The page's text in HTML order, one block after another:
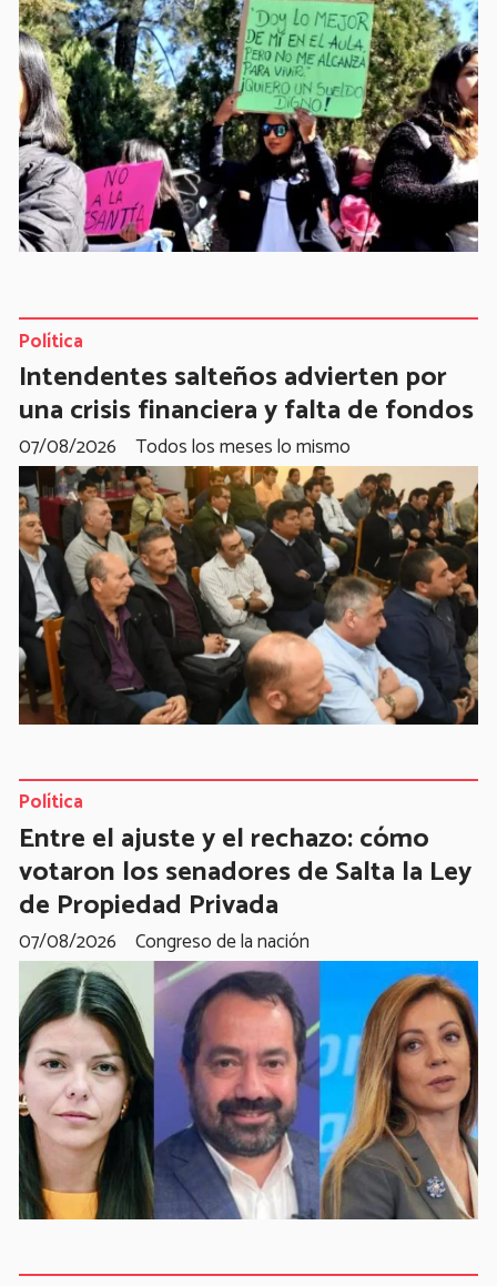
Intendentes salteños advierten por
una crisis financiera y falta de fondos
Todos los meses lo mismo
Política
07/08/2026
Entre el ajuste y el rechazo: cómo
votaron los senadores de Salta la Ley
de Propiedad Privada
Congreso de la nación
Política
07/08/2026